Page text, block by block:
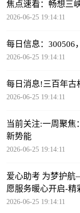
焦点速看：畅想三
2026-06-25 19:14:11
每日信息：300506
2026-06-25 19:14:11
每日消息!三百年古
2026-06-25 19:14:11
当前关注:一周聚焦
新势能
2026-06-25 19:14:11
爱心助考 为梦护
愿服务暖心开启-精
2026-06-25 19:14:11